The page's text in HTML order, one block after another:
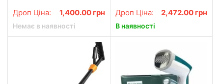
Дроп Ціна: 1,400.00 грн
Немає в наявності
Вт
Дроп Ціна: 2,472.00 грн
В наявності